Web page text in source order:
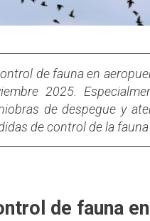
de fauna en
2025.
de despegue y
de control de la
de fauna